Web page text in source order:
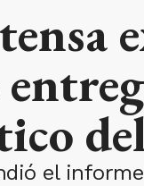
el